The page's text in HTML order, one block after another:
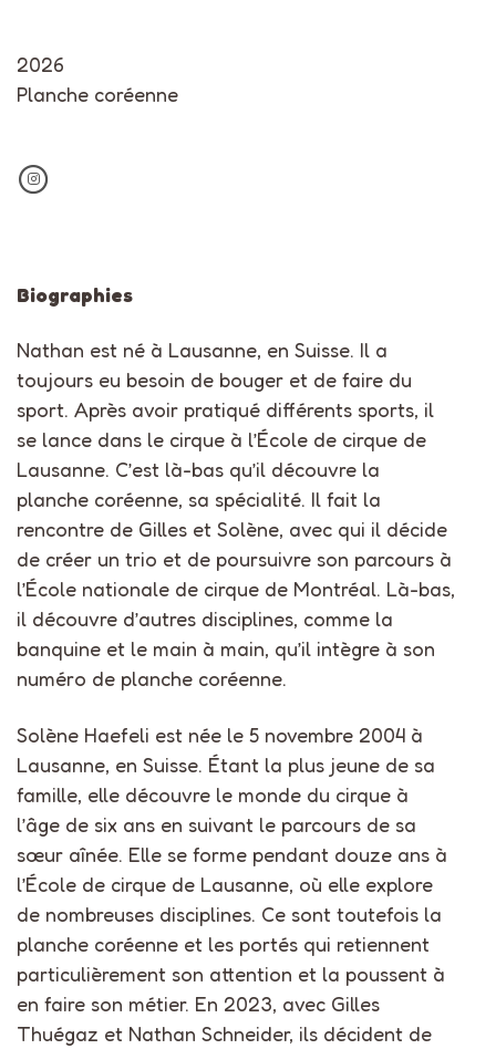
2026
Planche coréenne
Biographies
Nathan est né à Lausanne, en Suisse. Il a
toujours eu besoin de bouger et de faire du
sport. Après avoir pratiqué différents sports, il
se lance dans le cirque à l’École de cirque de
Lausanne. C’est là-bas qu’il découvre la
planche coréenne, sa spécialité. Il fait la
rencontre de Gilles et Solène, avec qui il décide
de créer un trio et de poursuivre son parcours à
l’École nationale de cirque de Montréal. Là-bas,
il découvre d’autres disciplines, comme la
banquine et le main à main, qu’il intègre à son
numéro de planche coréenne.
Solène Haefeli est née le 5 novembre 2004 à
Lausanne, en Suisse. Étant la plus jeune de sa
famille, elle découvre le monde du cirque à
l’âge de six ans en suivant le parcours de sa
sœur aînée. Elle se forme pendant douze ans à
l’École de cirque de Lausanne, où elle explore
de nombreuses disciplines. Ce sont toutefois la
planche coréenne et les portés qui retiennent
particulièrement son attention et la poussent à
en faire son métier. En 2023, avec Gilles
Thuégaz et Nathan Schneider, ils décident de